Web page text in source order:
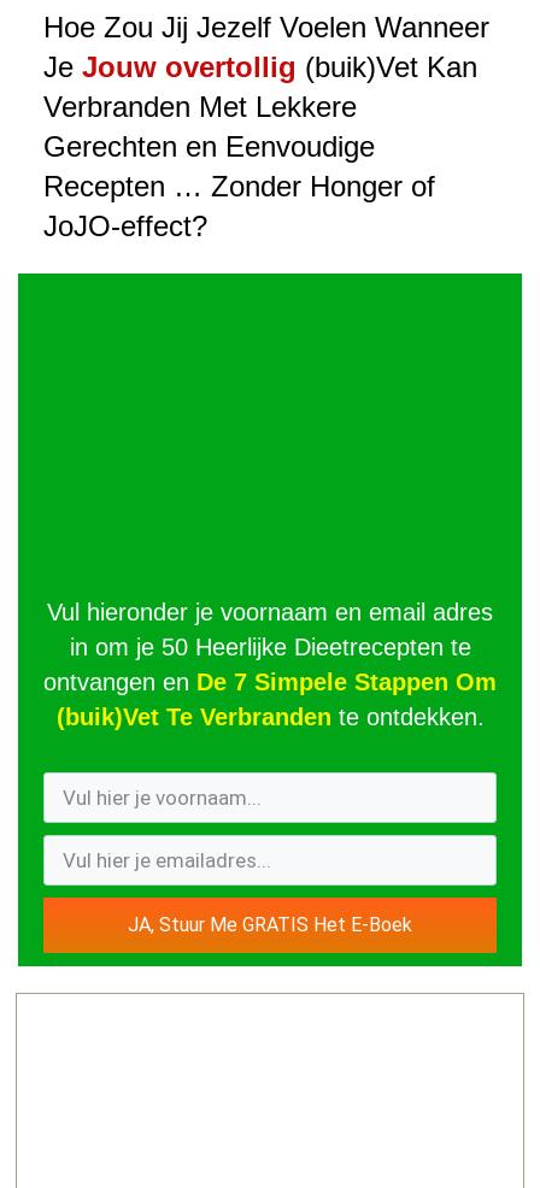
Hoe Zou Jij Jezelf Voelen Wanneer
Je Jouw overtollig (buik)Vet Kan
Verbranden Met Lekkere
Gerechten en Eenvoudige
Recepten … Zonder Honger of
JoJO-effect?
Vul hieronder je voornaam en email adres
in om je 50 Heerlijke Dieetrecepten te
ontvangen en De 7 Simpele Stappen Om
(buik)Vet Te Verbranden te ontdekken.
JA, Stuur Me GRATIS Het E-Boek